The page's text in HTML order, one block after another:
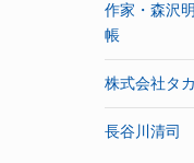
作家・森沢
帳
株式会社タ
長谷川清司